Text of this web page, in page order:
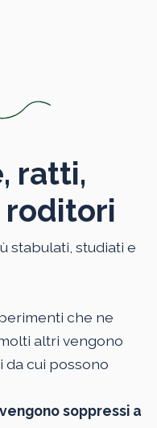
ratti,
stabulati, studiati e
che ne
altri vengono
da cui possono
vengono soppressi a